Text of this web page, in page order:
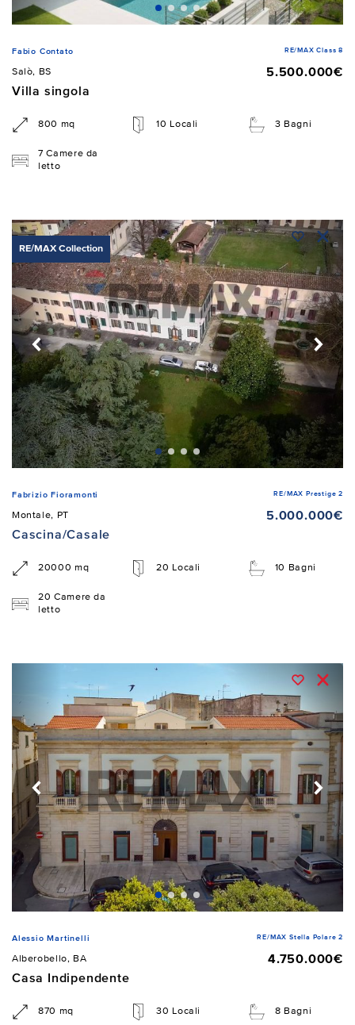
Fabio Contato RE/MAX Class 8
Salò, BS
5.500.000€
Villa singola
800 mq 10 Locali 3 Bagni
7 Camere da
letto
RE/MAX Collection
Fabrizio Fioramonti RE/MAX Prestige 2
Montale, PT
5.000.000€
Cascina/Casale
20000 mq 20 Locali 10 Bagni
20 Camere da
letto
Alessio Martinelli RE/MAX Stella Polare 2
Alberobello, BA
4.750.000€
Casa Indipendente
870 mq 30 Locali 8 Bagni